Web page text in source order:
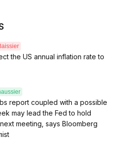
the US annual inflation rate to
report coupled with a possible
may lead the Fed to hold
meeting, says Bloomberg